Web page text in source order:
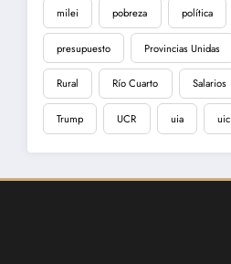
milei pobreza política
presupuesto Provincias Unidas
Rural Río Cuarto Salarios
Trump UCR uia uic